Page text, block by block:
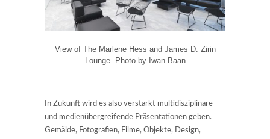
View of The Marlene Hess and James D. Zirin
Lounge. Photo by Iwan Baan
In Zukunft wird es also verstärkt multidisziplinäre
und medienübergreifende Präsentationen geben.
Gemälde, Fotografien, Filme, Objekte, Design,